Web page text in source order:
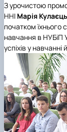
З урочистою
ННІ Марія Кулаєць
початком їхнього
навчання в НУБіП
успіхів у навчанні